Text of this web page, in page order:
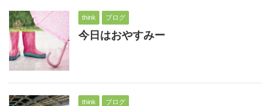
think ブログ
今日はおやすみー
think ブログ